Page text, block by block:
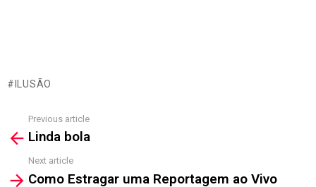
ILUSÃO
more
Previous article
Linda bola
Next article
Como Estragar uma Reportagem ao Vivo